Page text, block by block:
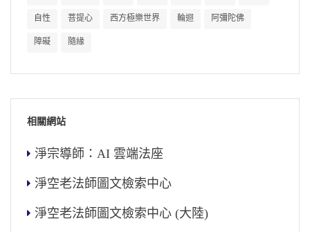
自性 菩提心 西方極樂世界 輪迴 阿彌陀佛
障礙 隨緣
相關網站
淨宗導師：AI 雲端法座
淨空老法師圖文檢索中心
淨空老法師圖文檢索中心 (大陸)